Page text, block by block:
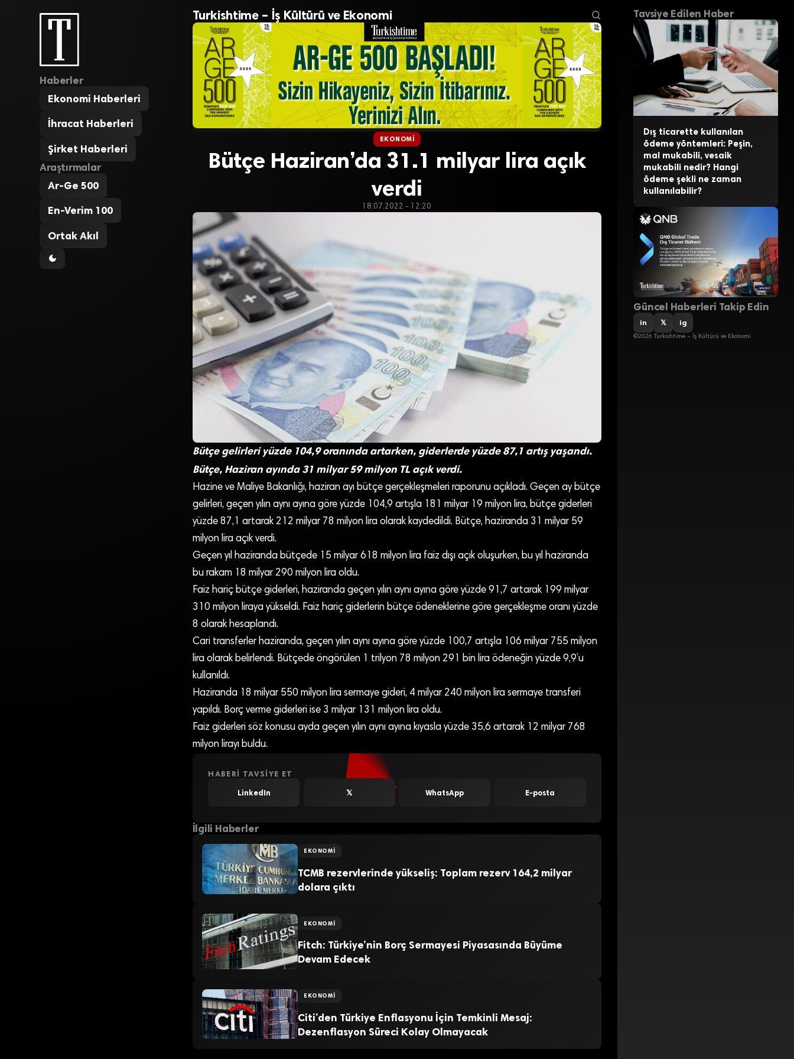
Haberler
Ekonomi Haberleri
İhracat Haberleri
Şirket Haberleri
Araştırmalar
Ar-Ge 500
En-Verim 100
Ortak Akıl
Turkishtime – İş Kültürü ve Ekonomi
EKONOMI
Bütçe Haziran’da 31.1 milyar lira açık
verdi
18.07.2022 - 12:20
Bütçe gelirleri yüzde 104,9 oranında artarken, giderlerde yüzde 87,1 artış yaşandı.
Bütçe, Haziran ayında 31 milyar 59 milyon TL açık verdi.
Hazine ve Maliye Bakanlığı, haziran ayı bütçe gerçekleşmeleri raporunu açıkladı. Geçen ay bütçe
gelirleri, geçen yılın aynı ayına göre yüzde 104,9 artışla 181 milyar 19 milyon lira, bütçe giderleri
yüzde 87,1 artarak 212 milyar 78 milyon lira olarak kaydedildi. Bütçe, haziranda 31 milyar 59
milyon lira açık verdi.
Geçen yıl haziranda bütçede 15 milyar 618 milyon lira faiz dışı açık oluşurken, bu yıl haziranda
bu rakam 18 milyar 290 milyon lira oldu.
Faiz hariç bütçe giderleri, haziranda geçen yılın aynı ayına göre yüzde 91,7 artarak 199 milyar
310 milyon liraya yükseldi. Faiz hariç giderlerin bütçe ödeneklerine göre gerçekleşme oranı yüzde
8 olarak hesaplandı.
Cari transferler haziranda, geçen yılın aynı ayına göre yüzde 100,7 artışla 106 milyar 755 milyon
lira olarak belirlendi. Bütçede öngörülen 1 trilyon 78 milyon 291 bin lira ödeneğin yüzde 9,9’u
kullanıldı.
Haziranda 18 milyar 550 milyon lira sermaye gideri, 4 milyar 240 milyon lira sermaye transferi
yapıldı. Borç verme giderleri ise 3 milyar 131 milyon lira oldu.
Faiz giderleri söz konusu ayda geçen yılın aynı ayına kıyasla yüzde 35,6 artarak 12 milyar 768
milyon lirayı buldu.
HABERI TAVSIYE ET
LinkedIn 𝕏 WhatsApp E-posta
İlgili Haberler
EKONOMI
TCMB rezervlerinde yükseliş: Toplam rezerv 164,2 milyar
dolara çıktı
EKONOMI
Fitch: Türkiye’nin Borç Sermayesi Piyasasında Büyüme
Devam Edecek
EKONOMI
Citi’den Türkiye Enflasyonu İçin Temkinli Mesaj:
Dezenflasyon Süreci Kolay Olmayacak
Tavsiye Edilen Haber
Dış ticarette kullanılan
ödeme yöntemleri: Peşin,
mal mukabili, vesaik
mukabili nedir? Hangi
ödeme şekli ne zaman
kullanılabilir?
Güncel Haberleri Takip Edin
in 𝕏 ig
©2026 Turkishtime – İş Kültürü ve Ekonomi